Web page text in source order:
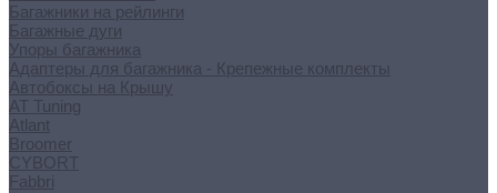
Багажники на рейлинги
Багажные дуги
Упоры багажника
Адаптеры для багажника - Крепежные комплекты
Автобоксы на Крышу
AT Tuning
Atlant
Broomer
CYBORT
Fabbri